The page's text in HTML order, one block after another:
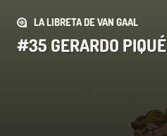
LA LIBRETA DE VAN GAAL
#35 GERARDO PIQUÉ